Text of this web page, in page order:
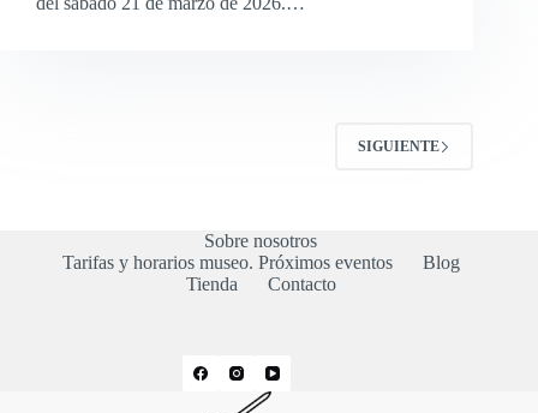
SIGUIENTE
Sobre nosotros
Tarifas y horarios museo. Próximos eventos
Blog
Tienda
Contacto